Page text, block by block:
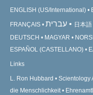
ENGLISH (US/International)
FRANÇAIS עברית 日本語
DEUTSCH
MAGYAR
ESPAÑOL (CASTELLANO)
Links
L. Ron Hubbard Scientology
die Menschlichkeit